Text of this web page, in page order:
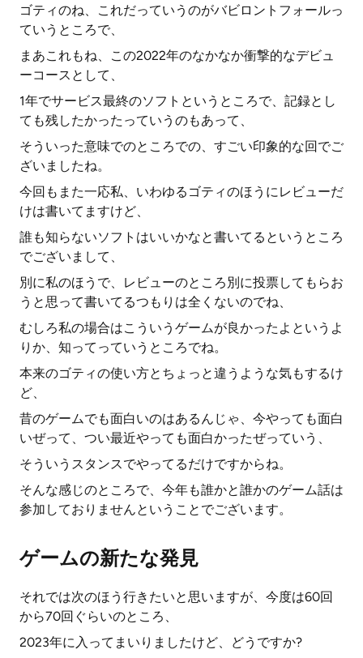
ゴティのね、これだっていうのがバビロントフォールっ
ていうところで、
まあこれもね、この2022年のなかなか衝撃的なデビュ
ーコースとして、
1年でサービス最終のソフトというところで、記録とし
ても残したかったっていうのもあって、
そういった意味でのところでの、すごい印象的な回でご
ざいましたね。
今回もまた一応私、いわゆるゴティのほうにレビューだ
けは書いてますけど、
誰も知らないソフトはいいかなと書いてるというところ
でございまして、
別に私のほうで、レビューのところ別に投票してもらお
うと思って書いてるつもりは全くないのでね、
むしろ私の場合はこういうゲームが良かったよというよ
りか、知ってっていうところでね。
本来のゴティの使い方とちょっと違うような気もするけ
ど、
昔のゲームでも面白いのはあるんじゃ、今やっても面白
いぜって、つい最近やっても面白かったぜっていう、
そういうスタンスでやってるだけですからね。
そんな感じのところで、今年も誰かと誰かのゲーム話は
参加しておりませんということでございます。
ゲームの新たな発見
それでは次のほう行きたいと思いますが、今度は60回
から70回ぐらいのところ、
2023年に入ってまいりましたけど、どうですか?